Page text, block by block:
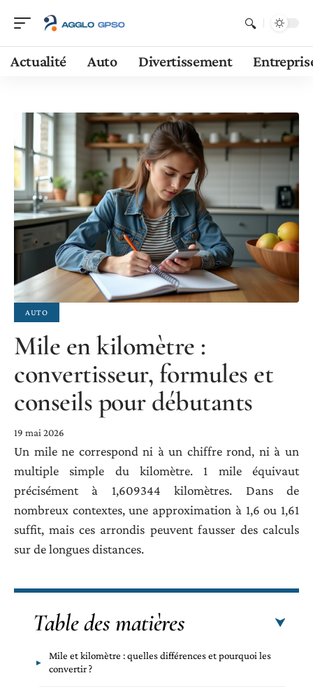
Actualité Auto Divertissement
AUTO
Mile en kilomètre :
convertisseur, formules et
conseils pour débutants
19 mai 2026
Un mile ne correspond ni à un chiffre rond, ni à un
multiple simple du kilomètre. 1 mile équivaut
précisément à 1,609344 kilomètres. Dans de
nombreux contextes, une approximation à 1,6 ou 1,61
suffit, mais ces arrondis peuvent fausser des calculs
sur de longues distances.
Table des matières
Mile et kilomètre : quelles différences et pourquoi les
convertir ?